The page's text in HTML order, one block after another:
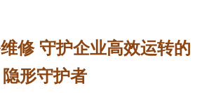
修 守护企业高效运转的
隐形守护者